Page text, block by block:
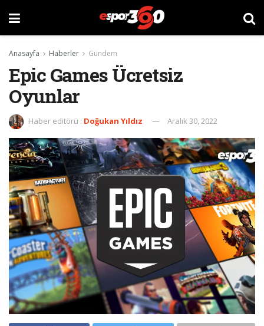
Anasayfa Haberler Gündem
Epic Games Ücretsiz
Oyunlar
Haber editörü : Doğukan Yıldız Aralık 30, 2022